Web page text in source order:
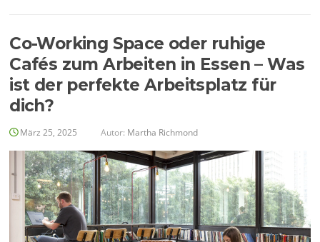
Co-Working Space oder ruhige
Cafés zum Arbeiten in Essen – Was
ist der perfekte Arbeitsplatz für
dich?
März 25, 2025 Autor: Martha Richmond